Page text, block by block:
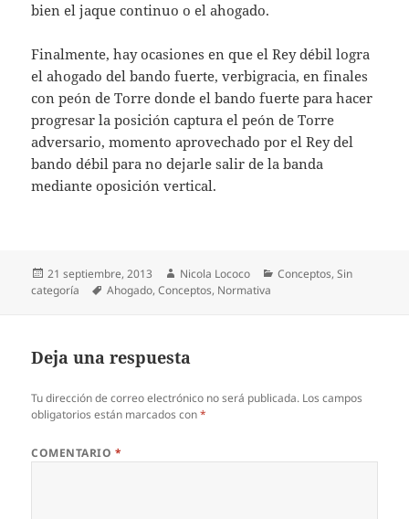
bien el jaque continuo o el ahogado.
Finalmente, hay ocasiones en que el Rey débil logra
el ahogado del bando fuerte, verbigracia, en finales
con peón de Torre donde el bando fuerte para hacer
progresar la posición captura el peón de Torre
adversario, momento aprovechado por el Rey del
bando débil para no dejarle salir de la banda
mediante oposición vertical.
Publicado
el
21 septiembre, 2013 Autor
Nicola Lococo Categorías
Conceptos,Sin
categoría
Etiquetas
Ahogado,Conceptos, Normativa
Deja una respuesta
Tu dirección de correo electrónico no será publicada. Los campos
obligatorios están marcados con*
COMENTARIO *